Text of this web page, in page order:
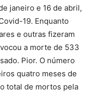
janeiro e 16 de abril,
19. Enquanto
e outras fizeram
a morte de 533
Pior. O número
quatro meses de
total de mortos pela